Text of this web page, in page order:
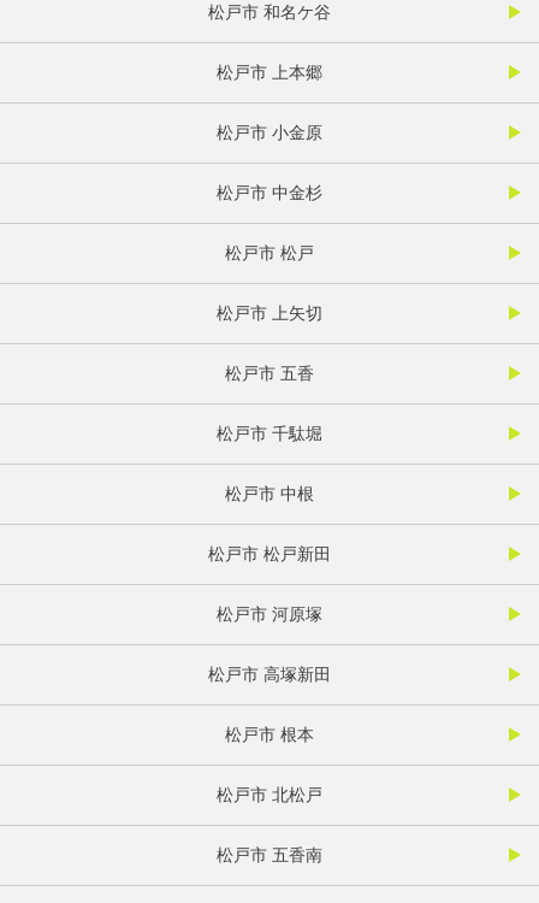
松戸市 和名ケ谷
松戸市 上本郷
松戸市 小金原
松戸市 中金杉
松戸市 松戸
松戸市 上矢切
松戸市 五香
松戸市 千駄堀
松戸市 中根
松戸市 松戸新田
松戸市 河原塚
松戸市 高塚新田
松戸市 根本
松戸市 北松戸
松戸市 五香南